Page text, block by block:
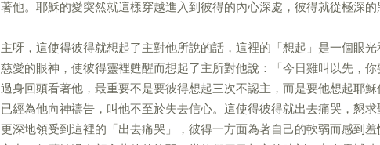
著他。耶穌的愛突然就這樣穿越進入到彼得的內心深處，彼得就從極深的
主呀，這使得彼得就想起了主對他所說的話，這裡的「想起」是一個眼
慈愛的眼神，使彼得靈裡甦醒而想起了主所對他說：「今日雞叫以先，
過身回頭看著他，最重要不是要彼得想起三次不認主，而是要他想起耶
已經為他向神禱告，叫他不至於失去信心。這使得彼得就出去痛哭，懇
更深地領受到這裡的「出去痛哭」，彼得一方面為著自己的軟弱而感到